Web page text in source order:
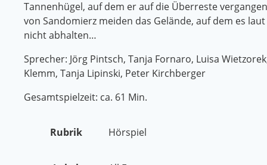
Tannenhügel, auf dem er auf die Überreste
von Sandomierz meiden das Gelände, auf dem es
nicht abhalten…
Sprecher: Jörg Pintsch, Tanja Fornaro, Luisa
Klemm, Tanja Lipinski, Peter Kirchberger
Gesamtspielzeit: ca. 61 Min.
Rubrik Hörspiel